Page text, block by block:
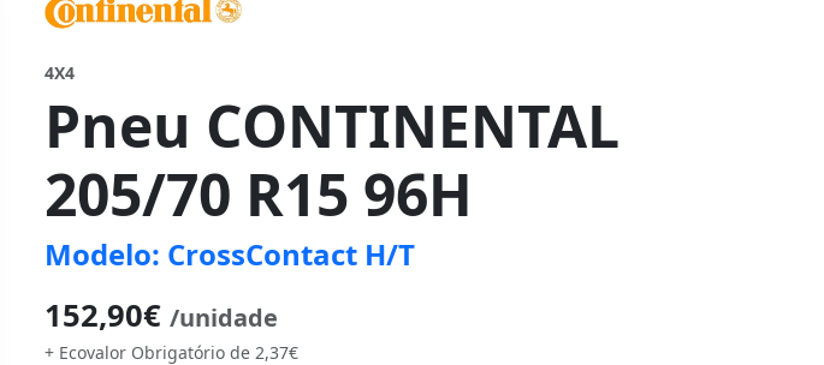
4X4
Pneu CONTINENTAL
205/70 R15 96H
Modelo: CrossContact H/T
152,90€ /unidade
+ Ecovalor Obrigatório de 2,37€